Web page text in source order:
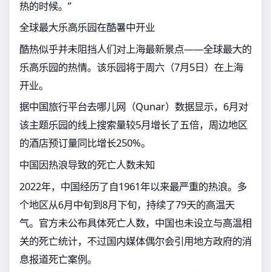
热的时候。”
全球最大乐高乐园在酷暑中开业
酷热似乎并未阻挡人们对上海最新景点——全球最大的
乐高乐园的热情。该乐园将于周六（7月5日）在上海
开业。
据中国旅行平台去哪儿网（Qunar）数据显示，6月对
该主题乐园的线上搜索量较5月增长了五倍，周边地区
的酒店预订量同比增长250%。
中国因热浪导致的死亡人数未知
2022年，中国经历了自1961年以来最严重的热浪。多
个地区从6月中旬到8月下旬，持续了79天的高温天
气。官方未公布具体死亡人数，中国也未设立与高温相
关的死亡统计，不过国内媒体偶尔会引用地方政府的消
息报道死亡案例。